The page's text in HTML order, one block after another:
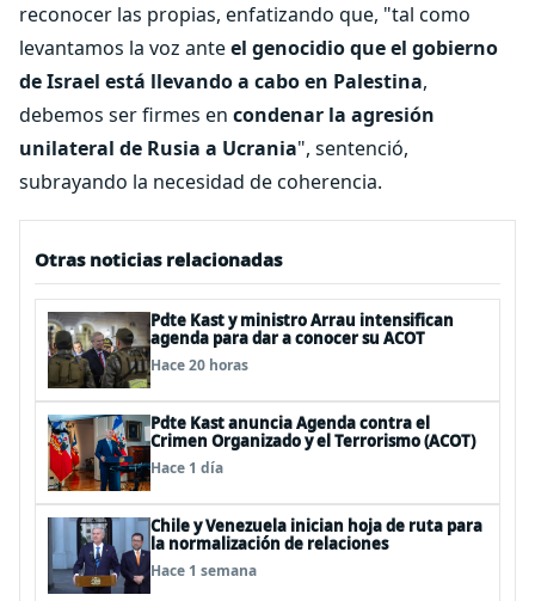
reconocer las propias, enfatizando que, "tal como
levantamos la voz anteel genocidio que el gobierno
de Israel está llevando a cabo en Palestina,
debemos ser firmes en condenar la agresión
unilateral de Rusia a Ucrania", sentenció,
subrayando la necesidad de coherencia.
Otras noticias relacionadas
Pdte Kast y ministro Arrau intensifican
agenda para dar a conocer su ACOT
Hace 20 horas
Pdte Kast anuncia Agenda contra el
Crimen Organizado y el Terrorismo (ACOT)
Hace 1 día
Chile y Venezuela inician hoja de ruta para
la normalización de relaciones
Hace 1 semana